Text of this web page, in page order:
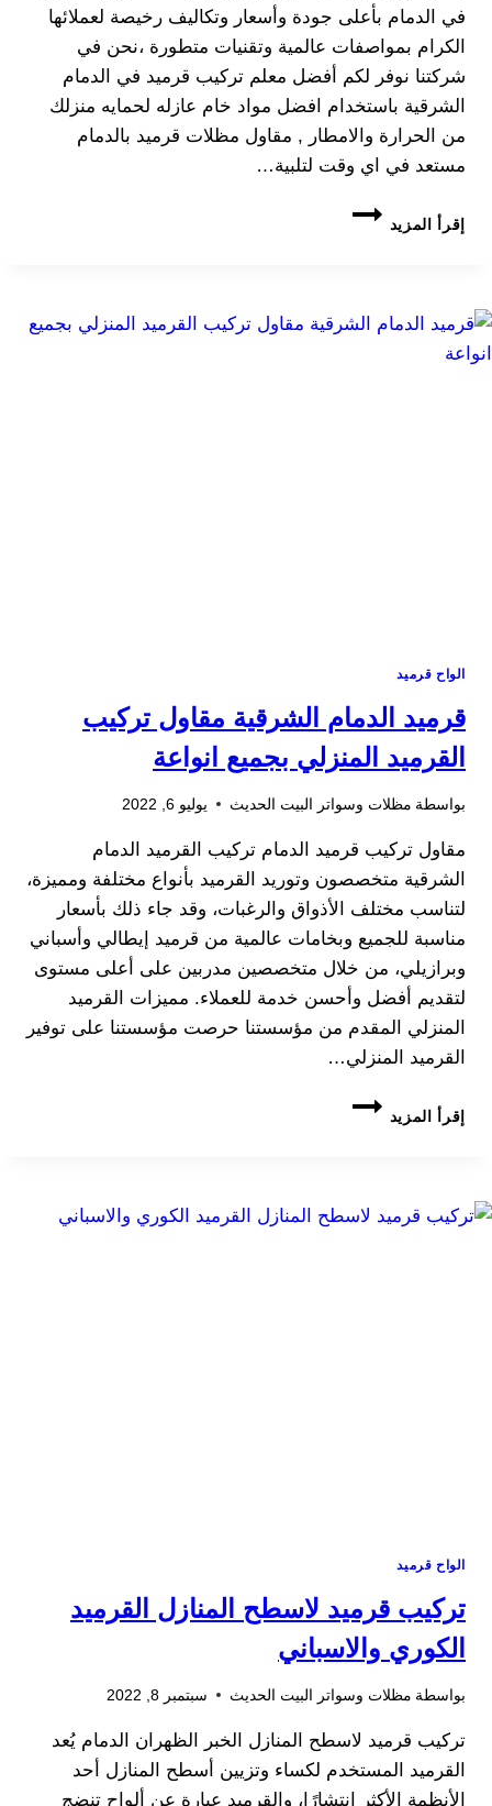
في الدمام بأعلى جودة وأسعار وتكاليف رخيصة لعملائها
الكرام بمواصفات عالمية وتقنيات متطورة ،نحن في
شركتنا نوفر لكم أفضل معلم تركيب قرميد في الدمام
الشرقية باستخدام افضل مواد خام عازله لحمايه منزلك
من الحرارة والامطار , مقاول مظلات قرميد بالدمام
مستعد في اي وقت لتلبية…
إقرأ المزيد
معلم
قرميد
توريد
الواح قرميد
قرميد الدمام الشرقية مقاول تركيب
القرميد المنزلي بجميع انواعة
بواسطة مظلات وسواتر البيت الحديث يوليو 6, 2022
مقاول تركيب قرميد الدمام تركيب القرميد الدمام
الشرقية متخصصون وتوريد القرميد بأنواع مختلفة ومميزة،
لتناسب مختلف الأذواق والرغبات، وقد جاء ذلك بأسعار
مناسبة للجميع وبخامات عالمية من قرميد إيطالي وأسباني
وبرازيلي، من خلال متخصصين مدربين على أعلى مستوى
لتقديم أفضل وأحسن خدمة للعملاء. مميزات القرميد
المنزلي المقدم من مؤسستنا حرصت مؤسستنا على توفير
القرميد المنزلي…
إقرأ المزيد
قرميد
الدمام
القرميد
الواح قرميد
تركيب قرميد لاسطح المنازل القرميد
الكوري والاسباني
بواسطة مظلات وسواتر البيت الحديث سبتمبر 8, 2022
تركيب قرميد لاسطح المنازل الخبر الظهران الدمام يُعد
القرميد المستخدم لكساء وتزيين أسطح المنازل أحد
الأنظمة الأكثر انتشارًا، والقرميد عبارة عن ألواح تنضج